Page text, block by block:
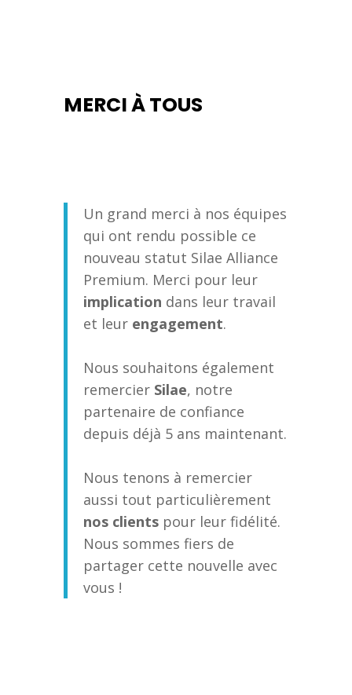
MERCI À TOUS
Un grand merci à nos équipes
qui ont rendu possible ce
nouveau statut Silae Alliance
Premium. Merci pour leur
implication dans leur travail
et leur engagement.
Nous souhaitons également
remercier Silae, notre
partenaire de confiance
depuis déjà 5 ans maintenant.
Nous tenons à remercier
aussi tout particulièrement
nos clientspour leur fidélité.
Nous sommes fiers de
partager cette nouvelle avec
vous !